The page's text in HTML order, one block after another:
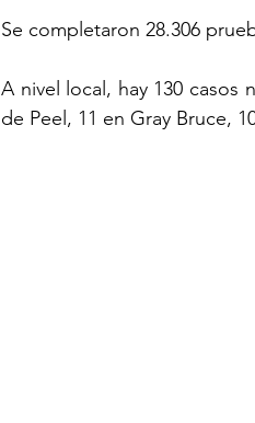
Se completaron 28.306
A nivel local, hay 130 casos
de Peel, 11 en Gray Bruce,